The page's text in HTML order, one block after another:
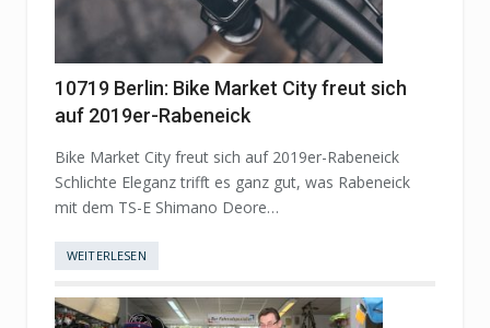
10719 Berlin: Bike Market City freut sich
auf 2019er-Rabeneick
Bike Market City freut sich auf 2019er-Rabeneick
Schlichte Eleganz trifft es ganz gut, was Rabeneick
mit dem TS-E Shimano Deore…
WEITERLESEN